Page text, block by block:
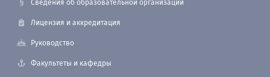
Сведения об образовательной организации
Лицензия и аккредитация
Руководство
Факультеты и кафедры